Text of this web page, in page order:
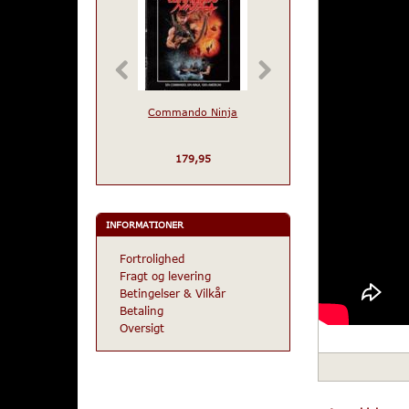
Commando Ninja
179,95
INFORMATIONER
Fortrolighed
Fragt og levering
Betingelser & Vilkår
Betaling
Oversigt